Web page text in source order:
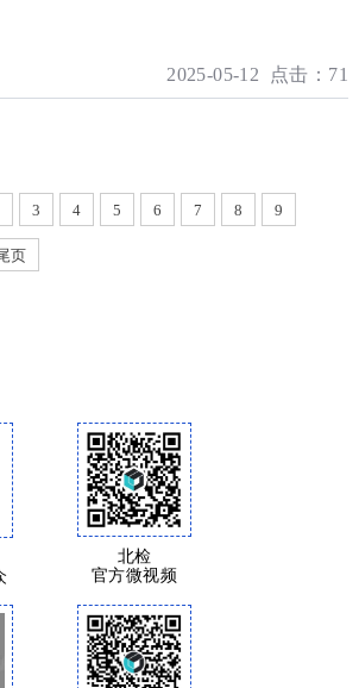
2025-05-12 点击：71
3 4 5 6 7 8 9
页
北检
官方微视频